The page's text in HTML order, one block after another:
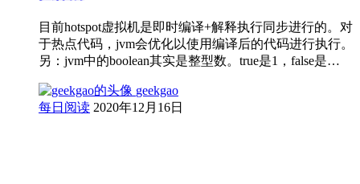
目前hotspot虚拟机是即时编译+解释执行同步进行的。对
于热点代码，jvm会优化以使用编译后的代码进行执行。
另：jvm中的boolean其实是整型数。true是1，false是…
geekgao
每日阅读 2020年12月16日